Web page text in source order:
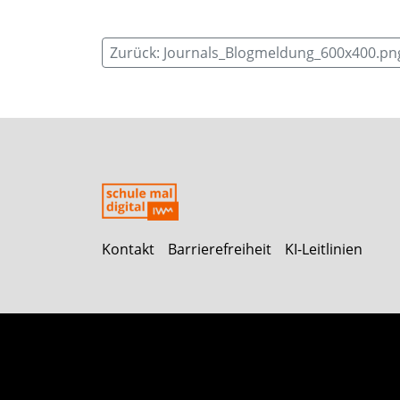
Zurück:
Kontakt Barrierefreiheit KI-Leitlinien